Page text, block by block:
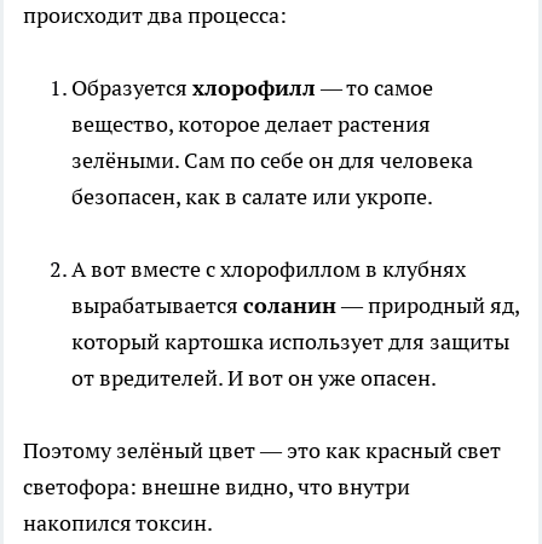
происходит два процесса:
Образуется хлорофилл— то самое
вещество, которое делает растения
зелёными. Сам по себе он для человека
безопасен, как в салате или укропе.
А вот вместе с хлорофиллом в клубнях
вырабатывается соланин— природный яд,
который картошка использует для защиты
от вредителей. И вот он уже опасен.
Поэтому зелёный цвет — это как красный свет
светофора: внешне видно, что внутри
накопился токсин.